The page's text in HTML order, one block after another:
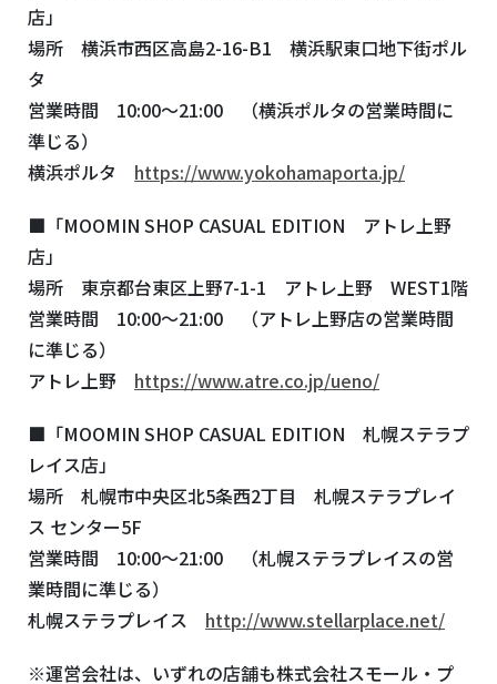
店」
場所 横浜市西区高島2-16-B1 横浜駅東口地下街ポル
タ
営業時間 10:00～21:00 （横浜ポルタの営業時間に
準じる）
横浜ポルタ https://www.yokohamaporta.jp/
■「MOOMIN SHOP CASUAL EDITION アトレ上野
店」
場所 東京都台東区上野7-1-1 アトレ上野 WEST1階
営業時間 10:00～21:00 （アトレ上野店の営業時間
に準じる）
アトレ上野 https://www.atre.co.jp/ueno/
■「MOOMIN SHOP CASUAL EDITION 札幌ステラプ
レイス店」
場所 札幌市中央区北5条西2丁目 札幌ステラプレイ
ス センター5F
営業時間 10:00～21:00 （札幌ステラプレイスの営
業時間に準じる）
札幌ステラプレイス http://www.stellarplace.net/
※運営会社は、いずれの店舗も株式会社スモール・プ